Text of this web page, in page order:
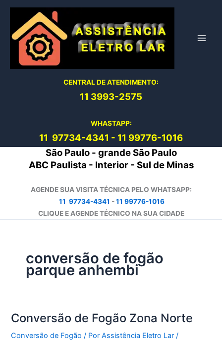
conteúdo
CENTRAL DE ATENDIMENTO:
11 3993-2575
WHASTAPP:
11 97734-4341 - 11 99776-1016
São Paulo - grande São Paulo
ABC Paulista - Interior - Sul de Minas
AGENDE SUA VISITA TÉCNICA PELO WHATSAPP:
11 97734-4341 -11 99776-1016
CLIQUE E AGENDE TÉCNICO NA SUA CIDADE
conversão de fogão
parque anhembi
Conversão de Fogão Zona Norte
Conversão de Fogão / PorAssistência Eletro Lar/